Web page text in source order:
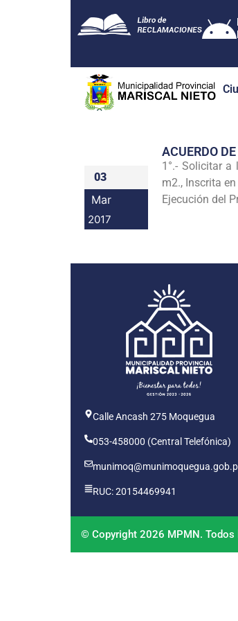
03
Mar
2017
ACUERDO
1°.- Solicitar a
m2., Inscrita
Ejecución del
Calle Ancash 275 Moquegua
053-458000 (Central Telefónica)
RUC: 20154469941
© Copyright 2026 MPMN. Todos